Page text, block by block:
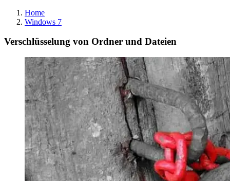
Home
Windows 7
Verschlüsselung von Ordner und Dateien